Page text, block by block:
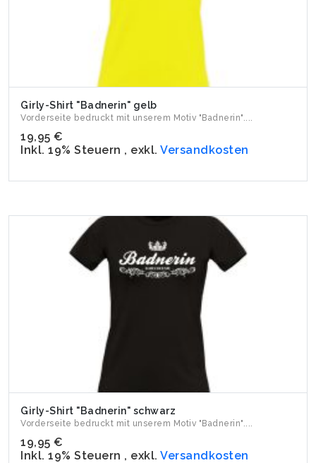
Girly-Shirt "Badnerin" gelb
Vorderseite bedruckt mit unserem Motiv "Badnerin"....
19,95 €
Inkl. 19% Steuern , exkl. Versandkosten
Girly-Shirt "Badnerin" schwarz
Vorderseite bedruckt mit unserem Motiv "Badnerin"....
19,95 €
Inkl. 19% Steuern , exkl. Versandkosten